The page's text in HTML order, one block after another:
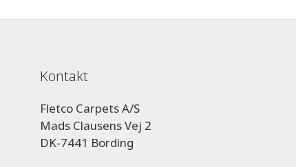
Kontakt
Fletco Carpets A/S
Mads Clausens Vej 2
DK-7441 Bording